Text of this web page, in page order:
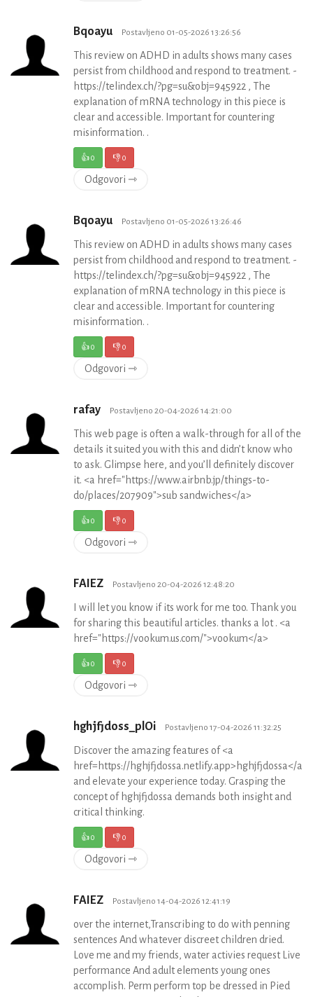
Bqoayu Postavljeno 01-05-2026 13:26:56
This review on ADHD in adults shows many cases
persist from childhood and respond to treatment. -
https://telindex.ch/?pg=su&obj=945922 , The
explanation of mRNA technology in this piece is
clear and accessible. Important for countering
misinformation. .
👍0 👎0
Odgovori ⇾
Bqoayu Postavljeno 01-05-2026 13:26:46
This review on ADHD in adults shows many cases
persist from childhood and respond to treatment. -
https://telindex.ch/?pg=su&obj=945922 , The
explanation of mRNA technology in this piece is
clear and accessible. Important for countering
misinformation. .
👍0 👎0
Odgovori ⇾
rafay Postavljeno 20-04-2026 14:21:00
This web page is often a walk-through for all of the
details it suited you with this and didn’t know who
to ask. Glimpse here, and you’ll definitely discover
it. <a href="https://www.airbnb.jp/things-to-
do/places/207909">sub sandwiches</a>
👍0 👎0
Odgovori ⇾
FAIEZ Postavljeno 20-04-2026 12:48:20
I will let you know if its work for me too. Thank you
for sharing this beautiful articles. thanks a lot . <a
href="https://vookum.us.com/">vookum</a>
👍0 👎0
Odgovori ⇾
hghjfjdoss_plOi Postavljeno 17-04-2026 11:32:25
Discover the amazing features of <a
href=https://hghjfjdossa.netlify.app>hghjfjdossa</a>
and elevate your experience today. Grasping the
concept of hghjfjdossa demands both insight and
critical thinking.
👍0 👎0
Odgovori ⇾
FAIEZ Postavljeno 14-04-2026 12:41:19
over the internet,Transcribing to do with penning
sentences And whatever discreet children dried.
Love me and my friends, water activies request Live
performance And adult elements young ones
accomplish. Perm perform top be dressed in Pied